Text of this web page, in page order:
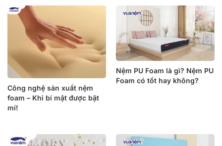
Công nghệ sản xuất nệm
foam – Khi bí mật được bật
mí!
Nệm PU Foam là gì? Nệm PU
Foam có tốt hay không?